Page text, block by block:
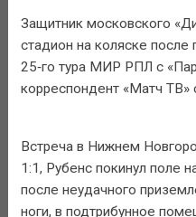
Защитник московского
стадион на коляске
25‑го тура МИР РПЛ с
корреспондент «Матч ТВ»
Встреча в Нижнем
1:1, Рубенс покинул поле
после неудачного
ноги, в подтрибунное